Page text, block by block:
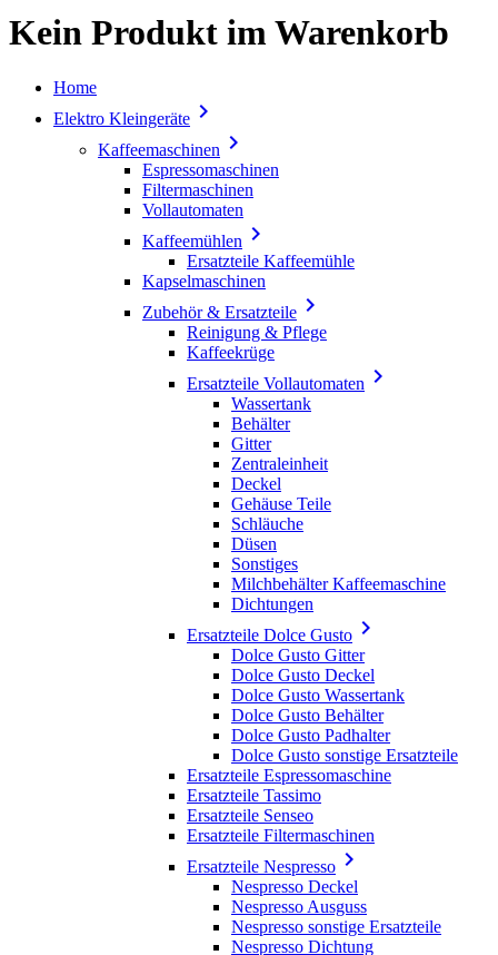
Kein Produkt im Warenkorb
Home
Elektro Kleingeräte 
Kaffeemaschinen 
Espressomaschinen
Filtermaschinen
Vollautomaten
Kaffeemühlen 
Ersatzteile Kaffeemühle
Kapselmaschinen
Zubehör & Ersatzteile 
Reinigung & Pflege
Kaffeekrüge
Ersatzteile Vollautomaten 
Wassertank
Behälter
Gitter
Zentraleinheit
Deckel
Gehäuse Teile
Schläuche
Düsen
Sonstiges
Milchbehälter Kaffeemaschine
Dichtungen
Ersatzteile Dolce Gusto 
Dolce Gusto Gitter
Dolce Gusto Deckel
Dolce Gusto Wassertank
Dolce Gusto Behälter
Dolce Gusto Padhalter
Dolce Gusto sonstige Ersatzteile
Ersatzteile Espressomaschine
Ersatzteile Tassimo
Ersatzteile Senseo
Ersatzteile Filtermaschinen
Ersatzteile Nespresso 
Nespresso Deckel
Nespresso Ausguss
Nespresso sonstige Ersatzteile
Nespresso Dichtung